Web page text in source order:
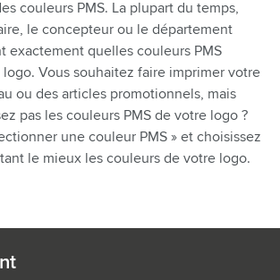
couleurs PMS. La plupart du temps,
le concepteur ou le département
exactement quelles couleurs PMS
Vous souhaitez faire imprimer votre
ou des articles promotionnels, mais
pas les couleurs PMS de votre logo ?
une couleur PMS » et choisissez
le mieux les couleurs de votre logo.